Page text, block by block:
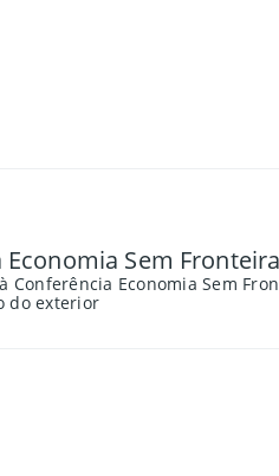
Sem
Conferência Economia Sem
do exterior